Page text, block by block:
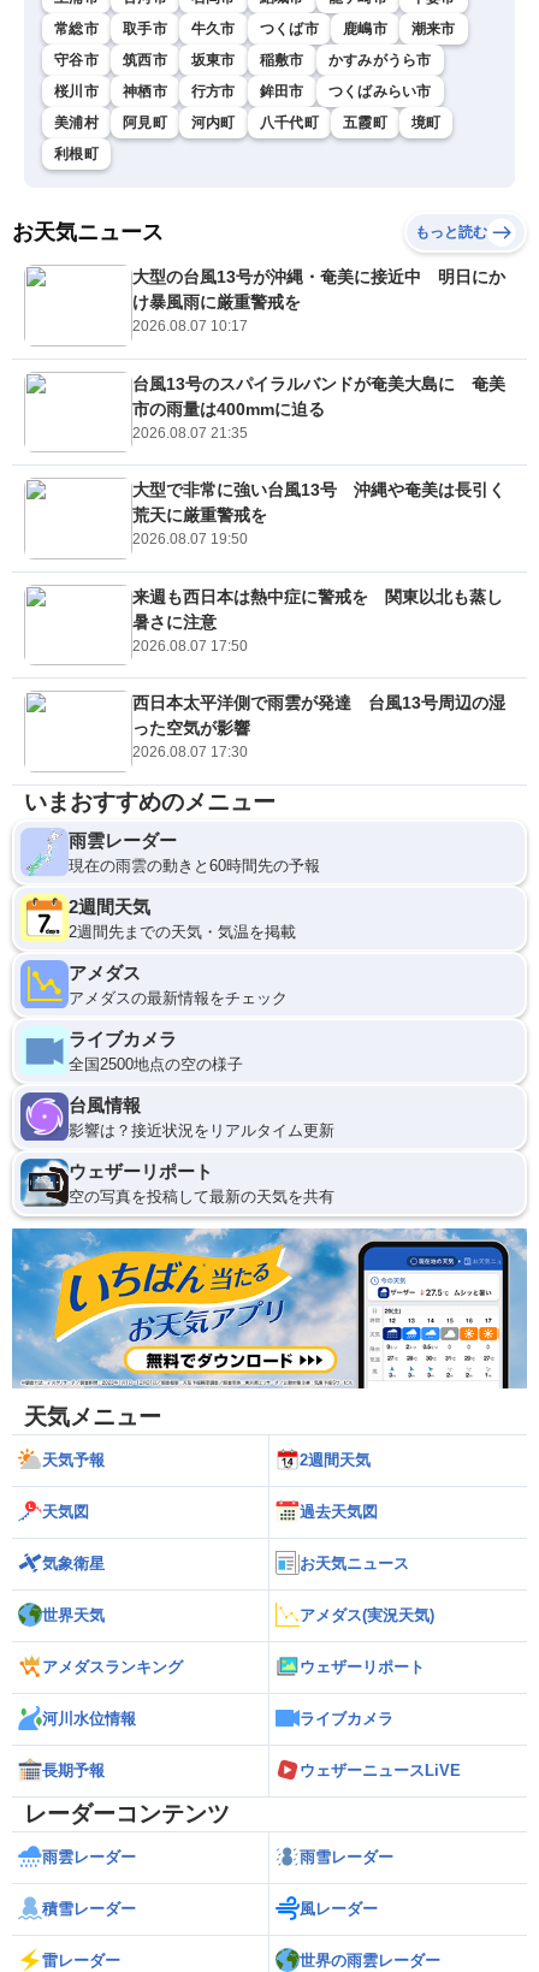
常総市
取手市 牛久市 つくば市 鹿嶋市
潮来市
守谷市
筑西市 坂東市 稲敷市
かすみがうら市
桜川市
神栖市 行方市 鉾田市
つくばみらい市
美浦村
阿見町 河内町 八千代町 五霞町
境町
利根町
お天気ニュース もっと読む
大型の台風13号が沖縄・奄美に接近中 明日にか
け暴風雨に厳重警戒を
2026.08.07 10:17
台風13号のスパイラルバンドが奄美大島に 奄美
市の雨量は400mmに迫る
2026.08.07 21:35
大型で非常に強い台風13号 沖縄や奄美は長引く
荒天に厳重警戒を
2026.08.07 19:50
来週も西日本は熱中症に警戒を 関東以北も蒸し
暑さに注意
2026.08.07 17:50
西日本太平洋側で雨雲が発達 台風13号周辺の湿
った空気が影響
2026.08.07 17:30
いまおすすめのメニュー
雨雲レーダー
現在の雨雲の動きと60時間先の予報
2週間天気
2週間先までの天気・気温を掲載
アメダス
アメダスの最新情報をチェック
ライブカメラ
全国2500地点の空の様子
台風情報
影響は？接近状況をリアルタイム更新
ウェザーリポート
空の写真を投稿して最新の天気を共有
天気メニュー
天気予報 2週間天気
天気図 過去天気図
気象衛星 お天気ニュース
世界天気 アメダス(実況天気)
アメダスランキング ウェザーリポート
河川水位情報 ライブカメラ
長期予報 ウェザーニュースLiVE
レーダーコンテンツ
雨雲レーダー 雨雪レーダー
積雪レーダー 風レーダー
雷レーダー 世界の雨雲レーダー